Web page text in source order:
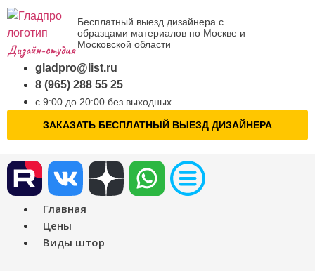
Дизайн-студия
Бесплатный выезд дизайнера с
образцами материалов по Москве и
Московской области
gladpro@list.ru
8 (965) 288 55 25
с 9:00 до 20:00 без выходных
ЗАКАЗАТЬ БЕСПЛАТНЫЙ ВЫЕЗД ДИЗАЙНЕРА
Главная
Цены
Виды штор